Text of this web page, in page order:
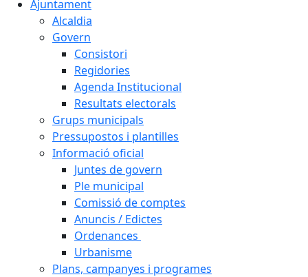
Ajuntament
Alcaldia
Govern
Consistori
Regidories
Agenda Institucional
Resultats electorals
Grups municipals
Pressupostos i plantilles
Informació oficial
Juntes de govern
Ple municipal
Comissió de comptes
Anuncis / Edictes
Ordenances
Urbanisme
Plans, campanyes i programes